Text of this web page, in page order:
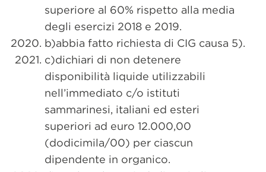
superiore al 60% rispetto alla media
degli esercizi 2018 e 2019.
b)abbia fatto richiesta di CIG causa 5).
c)dichiari di non detenere
disponibilità liquide utilizzabili
nell’immediato c/o istituti
sammarinesi, italiani ed esteri
superiori ad euro 12.000,00
(dodicimila/00) per ciascun
dipendente in organico.